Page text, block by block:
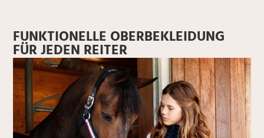
FUNKTIONELLE OBERBEKLEIDUNG
FÜR JEDEN REITER